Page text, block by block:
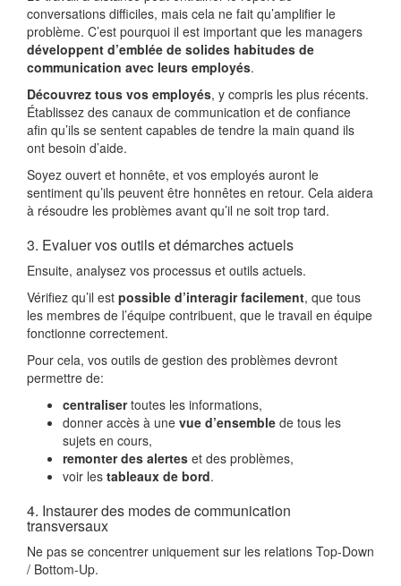
conversations difficiles, mais cela ne fait qu’amplifier le
problème. C’est pourquoi il est important que les managers
développent d’emblée de solides habitudes de
communication avec leurs employés.
Découvrez tous vos employés, y compris les plus récents.
Établissez des canaux de communication et de confiance
afin qu’ils se sentent capables de tendre la main quand ils
ont besoin d’aide.
Soyez ouvert et honnête, et vos employés auront le
sentiment qu’ils peuvent être honnêtes en retour. Cela aidera
à résoudre les problèmes avant qu’il ne soit trop tard.
3. Evaluer vos outils et démarches actuels
Ensuite, analysez vos processus et outils actuels.
Vérifiez qu’il est possible d’interagir facilement, que tous
les membres de l’équipe contribuent, que le travail en équipe
fonctionne correctement.
Pour cela, vos outils de gestion des problèmes devront
permettre de:
centralisertoutes les informations,
donner accès à une vue d’ensemble de tous les
sujets en cours,
remonter des alertes et des problèmes,
voir les tableaux de bord.
4. Instaurer des modes de communication
transversaux
Ne pas se concentrer uniquement sur les relations Top-Down
/ Bottom-Up.